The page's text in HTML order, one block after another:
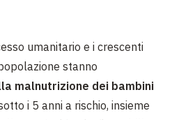
umanitario e i crescenti
stanno
malnutrizione dei bambini
i 5 anni a rischio, insieme